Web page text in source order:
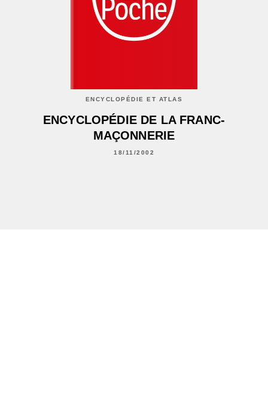
ENCYCLOPÉDIE ET ATLAS
ENCYCLOPÉDIE DE LA FRANC-
MAÇONNERIE
18/11/2002